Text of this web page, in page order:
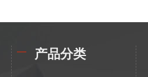
产品分类